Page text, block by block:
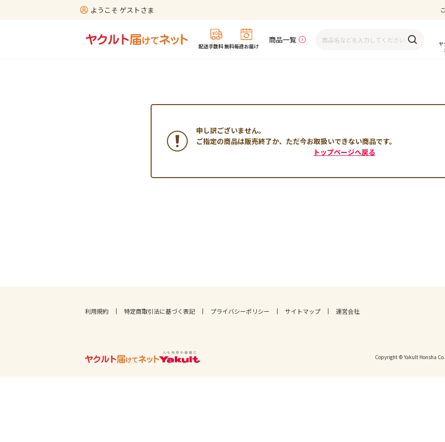
ようこそ ゲストさま
配送手数料 無料毎週お届け
商品一覧
ヤ
申し訳ございません。
ご指定の商品は販売終了か、ただ今お取扱いできない商品です。
トップページへ戻る
利用規約 特定商取引法に基づく表記 プライバシーポリシー サイトマップ 運営会社
Copyright © Yakult Honsha